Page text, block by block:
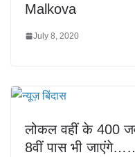
Malkova
July 8, 2020
लोकल वहीं के 400
8वीं पास भी